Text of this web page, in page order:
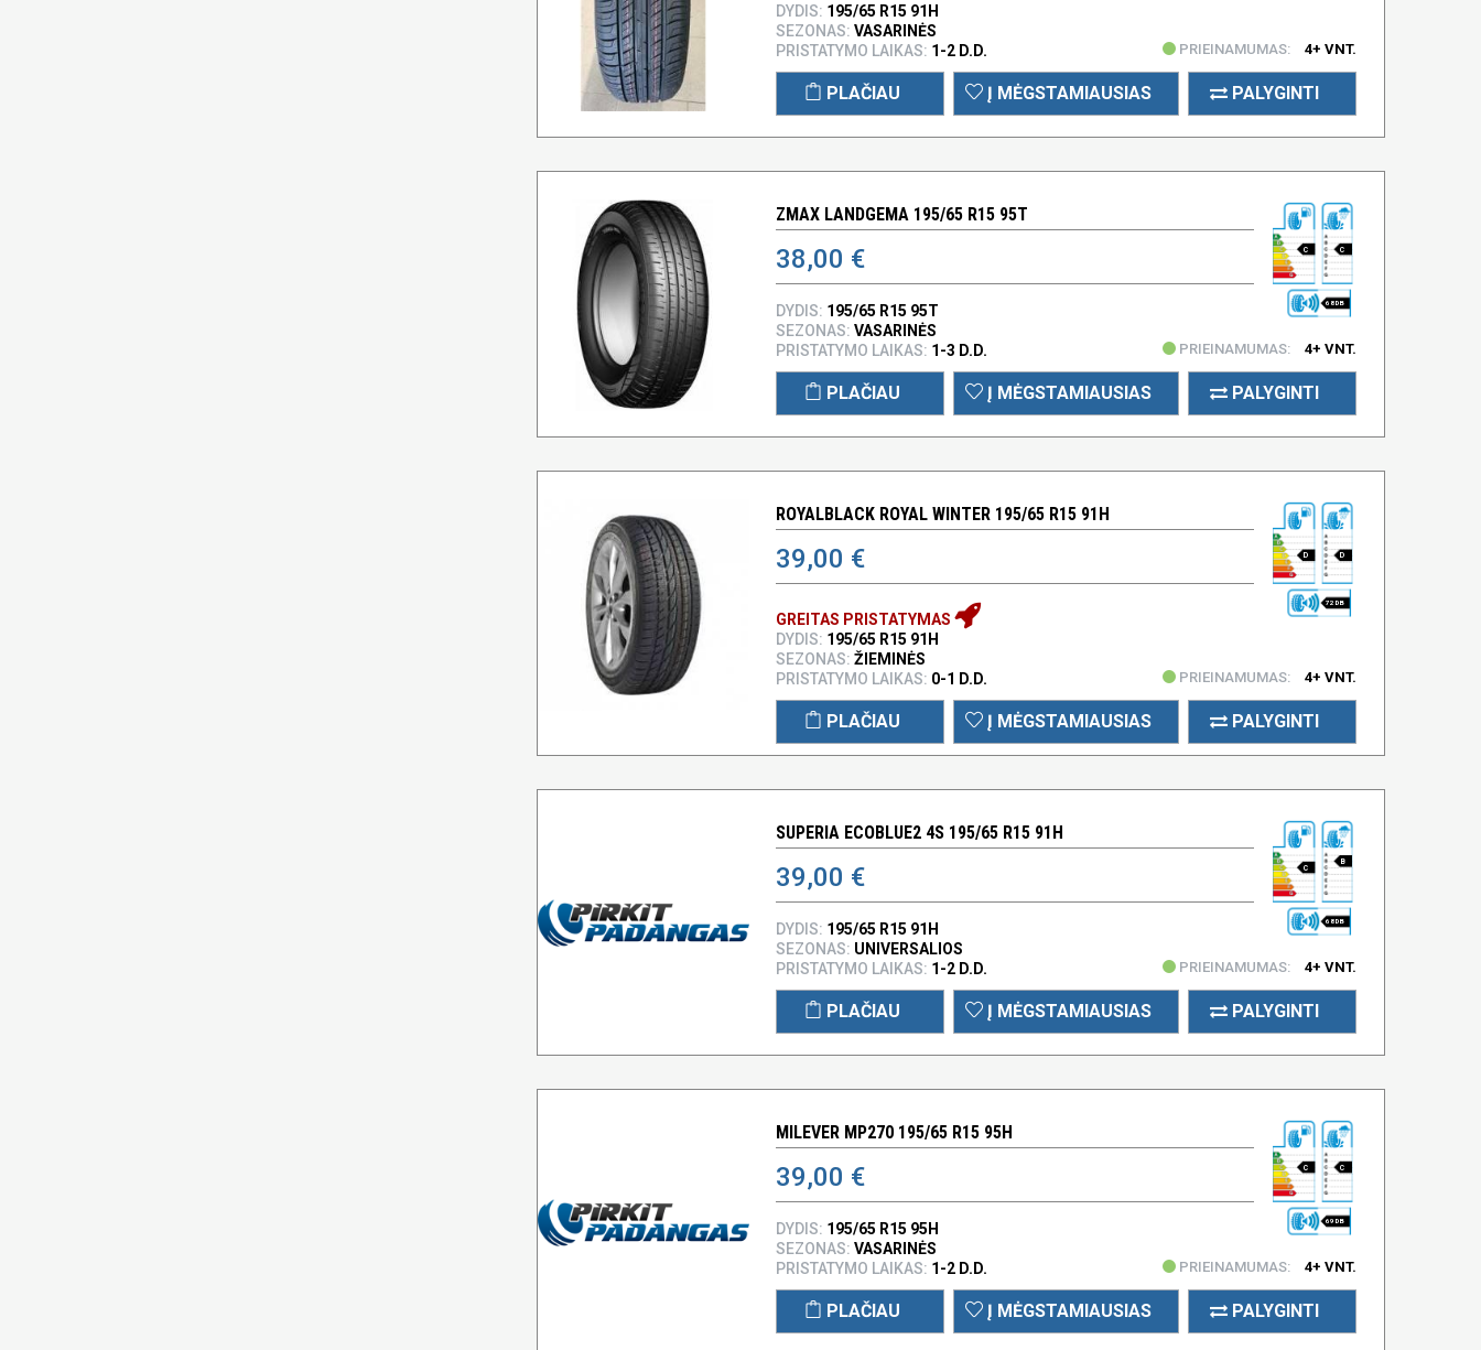
DYDIS: 195/65 R15 91H
SEZONAS: VASARINĖS
PRISTATYMO LAIKAS: 1-2 D.D. PRIEINAMUMAS: 4+ VNT.
PLAČIAU Į MĖGSTAMIAUSIAS PALYGINTI
ZMAX LANDGEMA 195/65 R15 95T
38,00 € C C
68 DB
DYDIS: 195/65 R15 95T
SEZONAS: VASARINĖS
PRISTATYMO LAIKAS: 1-3 D.D. PRIEINAMUMAS: 4+ VNT.
PLAČIAU Į MĖGSTAMIAUSIAS PALYGINTI
ROYALBLACK ROYAL WINTER 195/65 R15 91H
39,00 € D D
72 DB
GREITAS PRISTATYMAS
DYDIS: 195/65 R15 91H
SEZONAS: ŽIEMINĖS
PRISTATYMO LAIKAS: 0-1 D.D. PRIEINAMUMAS: 4+ VNT.
PLAČIAU Į MĖGSTAMIAUSIAS PALYGINTI
SUPERIA ECOBLUE2 4S 195/65 R15 91H
39,00 € C
B
68 DB
DYDIS: 195/65 R15 91H
SEZONAS: UNIVERSALIOS
PRISTATYMO LAIKAS: 1-2 D.D. PRIEINAMUMAS: 4+ VNT.
PLAČIAU Į MĖGSTAMIAUSIAS PALYGINTI
MILEVER MP270 195/65 R15 95H
39,00 € C C
69 DB
DYDIS: 195/65 R15 95H
SEZONAS: VASARINĖS
PRISTATYMO LAIKAS: 1-2 D.D. PRIEINAMUMAS: 4+ VNT.
PLAČIAU Į MĖGSTAMIAUSIAS PALYGINTI